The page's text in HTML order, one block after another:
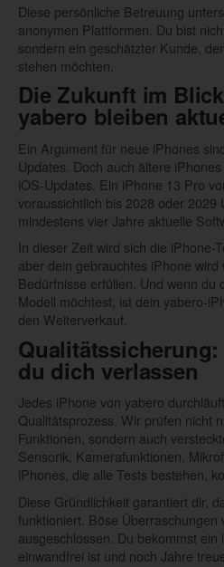
Diese persönliche Betreuung
anonymen Plattformen. Du bist
sondern ein geschätzter Kunde,
stehen möchten.
Die Zukunft im
yabero bleiben
Ein Argument für neue iPhones
Updates. Doch auch ältere
iOS-Updates. Ein iPhone 13 Pro
voraussichtlich bis 2028 oder 2029
mindestens vier Jahre aktuelle
In dieser Zeit wird sich die iPhone-
aber dein gebrauchtes iPhone wird
Bedürfnisse erfüllen. Und wenn du
Modell möchtest, ist dein yabero-
den Weiterverkauf.
du dich verlassen
Jedes iPhone von yabero
Qualitätsprozess. Wir prüfen nicht
Funktionen, sondern auch
Sensorik, Kamerafunktionen,
iPhones, die alle Tests bestehen,
Diese Gründlichkeit garantiert dir,
funktioniert. Böse Überraschungen
ausgeschlossen. Du bekommst ein
einwandfrei ist und noch Jahre